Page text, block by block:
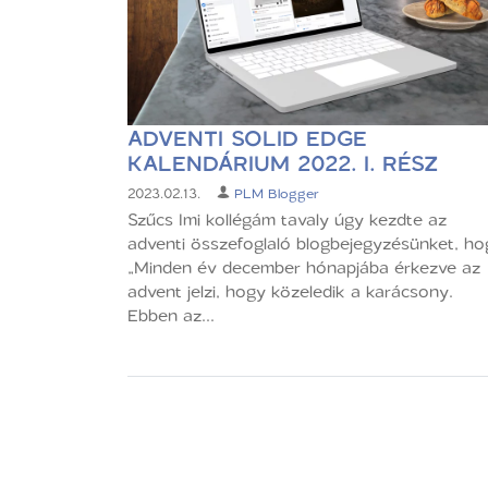
ADVENTI SOLID EDGE
KALENDÁRIUM 2022. I. RÉSZ
2023.02.13. PLM Blogger
Szűcs Imi kollégám tavaly úgy kezdte az
adventi összefoglaló blogbejegyzésünket,
„Minden év december hónapjába érkezve az
advent jelzi, hogy közeledik a karácsony.
Ebben az...